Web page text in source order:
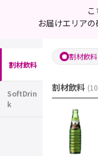
お届けエリア
割材飲料
SoftDrin
k
割材飲料
割材飲料 (10